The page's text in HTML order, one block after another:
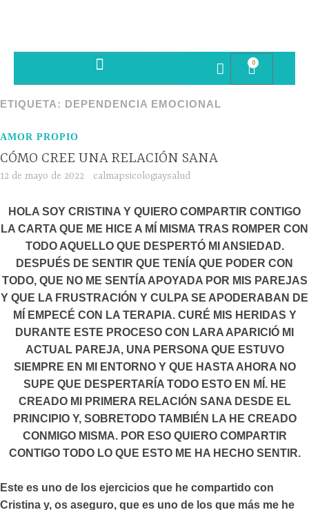
0
ETIQUETA: DEPENDENCIA EMOCIONAL
AMOR PROPIO
CÓMO CREE UNA RELACIÓN SANA
12 de mayo de 2022 calmapsicologiaysalud
HOLA SOY CRISTINA Y QUIERO COMPARTIR CONTIGO
LA CARTA QUE ME HICE A MÍ MISMA TRAS ROMPER CON
TODO AQUELLO QUE DESPERTÓ MI ANSIEDAD.
DESPUÉS DE SENTIR QUE TENÍA QUE PODER CON
TODO, QUE NO ME SENTÍA APOYADA POR MIS PAREJAS
Y QUE LA FRUSTRACIÓN Y CULPA SE APODERABAN DE
MÍ EMPECÉ CON LA TERAPIA. CURÉ MIS HERIDAS Y
DURANTE ESTE PROCESO CON LARA APARICIÓ MI
ACTUAL PAREJA, UNA PERSONA QUE ESTUVO
SIEMPRE EN MI ENTORNO Y QUE HASTA AHORA NO
SUPE QUE DESPERTARÍA TODO ESTO EN MÍ. HE
CREADO MI PRIMERA RELACIÓN SANA DESDE EL
PRINCIPIO Y, SOBRETODO TAMBIÉN LA HE CREADO
CONMIGO MISMA. POR ESO QUIERO COMPARTIR
CONTIGO TODO LO QUE ESTO ME HA HECHO SENTIR.
Este es uno de los ejercicios que he compartido con
Cristina y, os aseguro, que es uno de los que más me he